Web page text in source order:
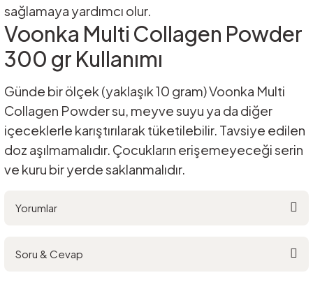
sağlamaya yardımcı olur.
Voonka Multi Collagen Powder
300 gr Kullanımı
Günde bir ölçek (yaklaşık 10 gram) Voonka Multi
Collagen Powder su, meyve suyu ya da diğer
içeceklerle karıştırılarak tüketilebilir. Tavsiye edilen
doz aşılmamalıdır. Çocukların erişemeyeceği serin
ve kuru bir yerde saklanmalıdır.
Yorumlar
Soru & Cevap